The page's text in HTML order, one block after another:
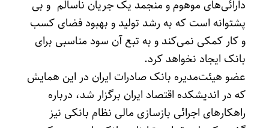
دارائی‌های موهوم و منجمد یک جریان ناسالم و بی
پشتوانه است که به رشد تولید و بهبود فضای کسب
و کار کمکی نمی‌کند و به تبع آن سود مناسبی برای
بانک ایجاد نخواهد کرد.
عضو هیئت‌مدیره بانک صادرات ایران در این همایش
که در اندیشکده اقتصاد ایران برگزار شد، درباره
راهکارهای اجرائی بازسازی مالی نظام بانکی نیز